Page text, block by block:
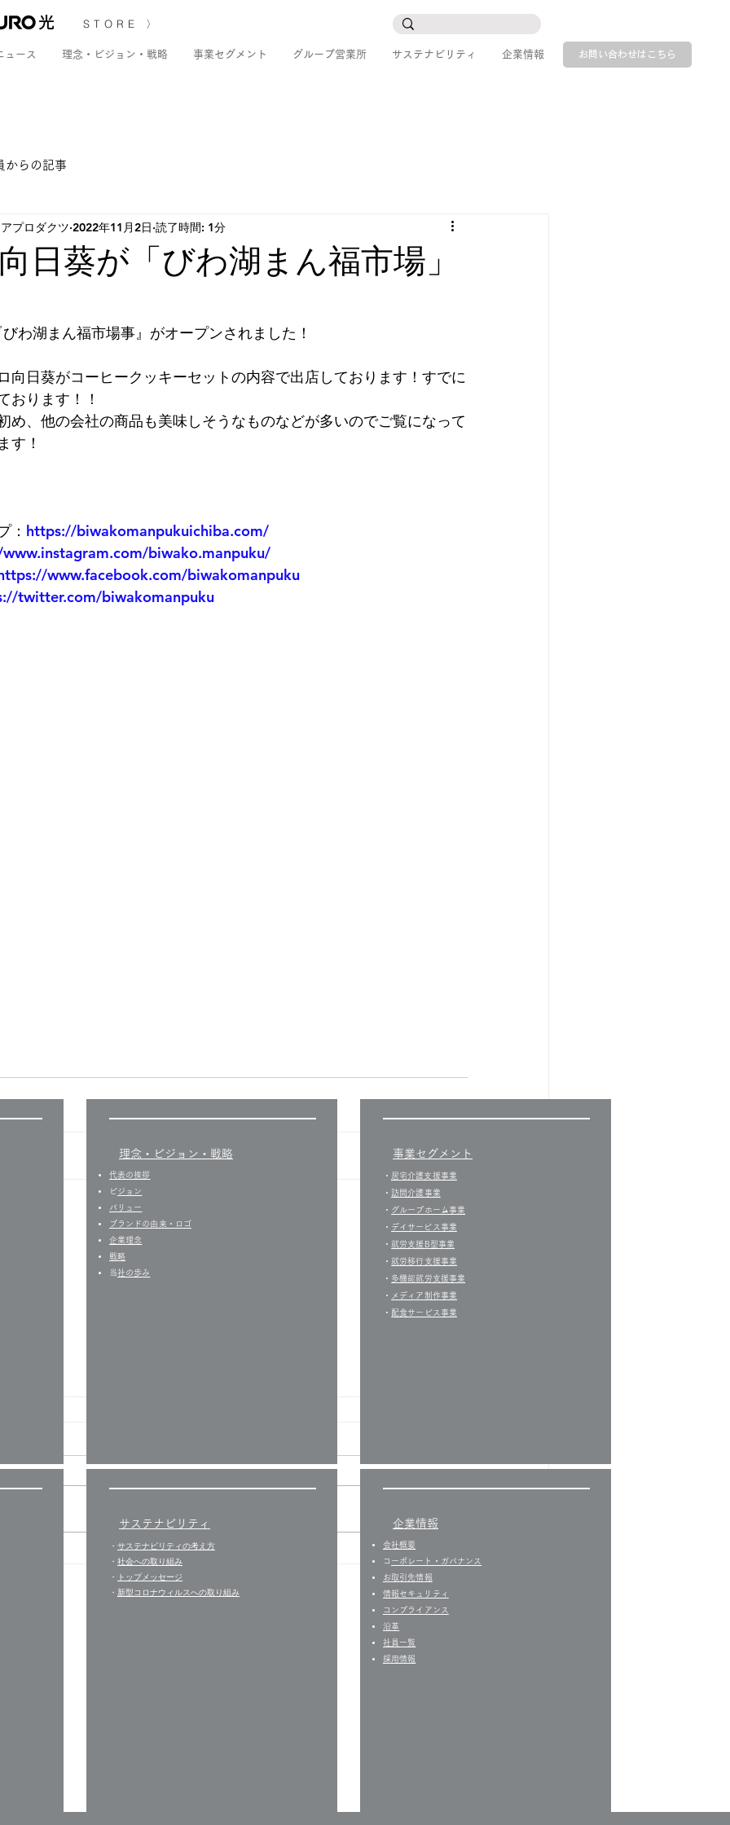
STORE 〉
ュース 理念・ビジョン・戦略 事業セグメント グループ営業所 サステナビリティ 企業情報 お問い合わせはこちら
からの記事
日葵が「びわ湖まん福市場」
プロダクツ 2022年11月2日 読了時間: 1分
わ湖まん福市場事』がオープンされました！
向日葵がコーヒークッキーセットの内容で出店しております！すでに
おります！！
め、他の会社の商品も美味しそうなものなどが多いのでご覧になって
す！
： https://biwakomanpukuichiba.com/
biwako.manpuku/
www.facebook.com/biwakomanpuku
twitter.com/biwakomanpuku
台風！気圧！体調！
​理念・ビジョン・戦略
代表の挨拶
​ビジョン
バリュー
​ブランドの由来・ロゴ
企業理念
戦略
​当社の歩み
サステナビリティ
・ サステナビリティの考え方
・ 社会への取り組み
・ トップメッセージ
​・ 新型コロナウィルスへの取り組み
事業セグメント
​・ 居宅介護支援事業​
・ 訪問介護事業
・ グループホーム事業
​・ デイサービス事業
・ 就労支援B型事業
・ 就労移行支援事業
・ 多機能就労支援事業
・ メディア制作事業
・ 配食サービス事業
企業情報
会社概要
​ コーポレート・ガバナンス
お取引先情報
​情報セキュリティ
コンプライアンス
沿革
社員一覧
​採用情報